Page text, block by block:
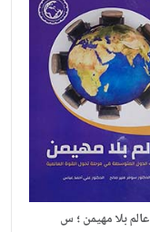
عالم بلا مهيمن ؛ س